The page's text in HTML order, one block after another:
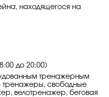
находящегося на
до 20:00)
тренажерным
тренажеры, свободные
велотренажер, беговая